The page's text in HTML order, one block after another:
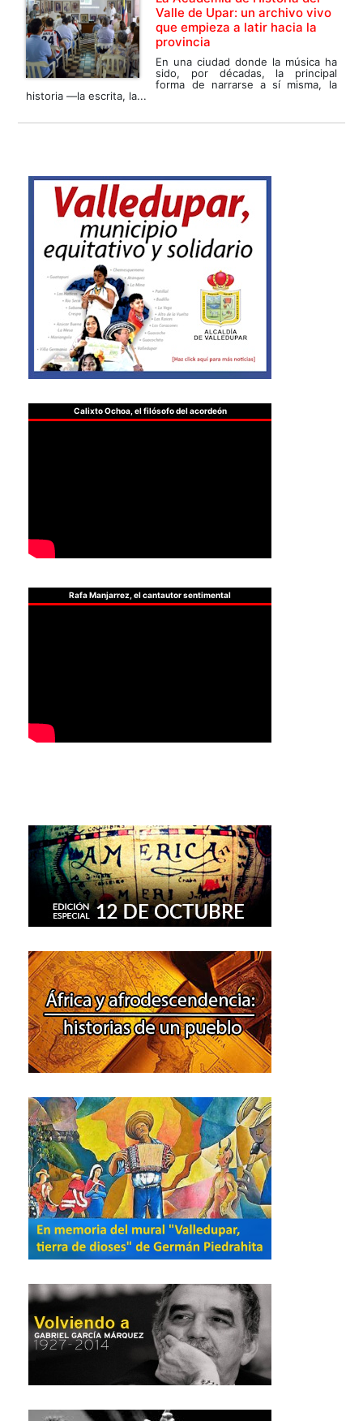
Valle de Upar: un archivo vivo
que empieza a latir hacia la
provincia
En una ciudad donde la música ha
sido, por décadas, la principal
forma de narrarse a sí misma, la
historia —la escrita, la...
Calixto Ochoa, el filósofo del acordeón
Rafa Manjarrez, el cantautor sentimental